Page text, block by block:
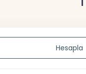
Hesapla